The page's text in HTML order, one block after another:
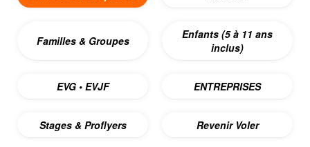
Familles & Groupes
Enfants (5 à 11 ans
inclus)
EVG • EVJF ENTREPRISES
Stages & Proflyers Revenir Voler